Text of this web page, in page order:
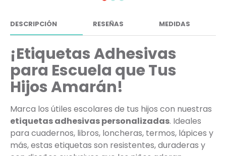
DESCRIPCIÓN RESEÑAS MEDIDAS
¡Etiquetas Adhesivas
para Escuela que Tus
Hijos Amarán!
Marca los útiles escolares de tus hijos con nuestras
etiquetas adhesivas personalizadas. Ideales
para cuadernos, libros, loncheras, termos, lápices y
más, estas etiquetas son resistentes, duraderas y